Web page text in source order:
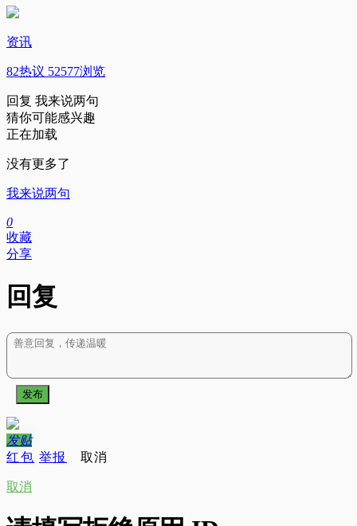
资讯
82热议 52577浏览
回复 我来说两句
猜你可能感兴趣
正在加载
没有更多了
我来说两句
0
收藏
分享
回复
发布
发贴
红包 举报 取消
取消